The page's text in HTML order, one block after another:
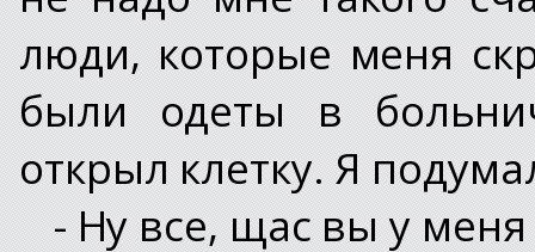
люди, которые меня
были одеты в
открыл клетку. Я
- Ну все, щас вы у меня